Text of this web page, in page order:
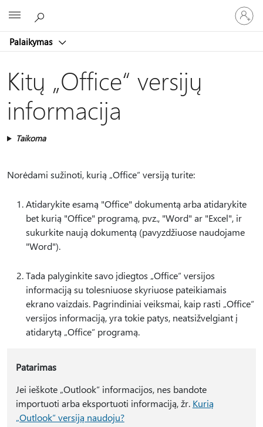
Palaikymas
prie
paskyros
Kitų „Office“ versijų
informacija
Taikoma
Norėdami sužinoti, kurią „Office“ versiją turite:
Atidarykite esamą "Office" dokumentą arba atidarykite
bet kurią "Office" programą, pvz., "Word" ar "Excel", ir
sukurkite naują dokumentą (pavyzdžiuose naudojame
"Word").
Tada palyginkite savo įdiegtos „Office“ versijos
informaciją su tolesniuose skyriuose pateikiamais
ekrano vaizdais. Pagrindiniai veiksmai, kaip rasti „Office“
versijos informaciją, yra tokie patys, neatsižvelgiant į
atidarytą „Office“ programą.
Patarimas
Jei ieškote „Outlook“ informacijos, nes bandote
importuoti arba eksportuoti informaciją, žr. Kurią
„Outlook“ versiją naudoju?